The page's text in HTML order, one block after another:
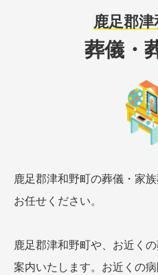
鹿足郡
葬儀・
鹿足郡津和野町の葬儀・家
お任せください。
鹿足郡津和野町や、お近く
案内いたします。お近くの